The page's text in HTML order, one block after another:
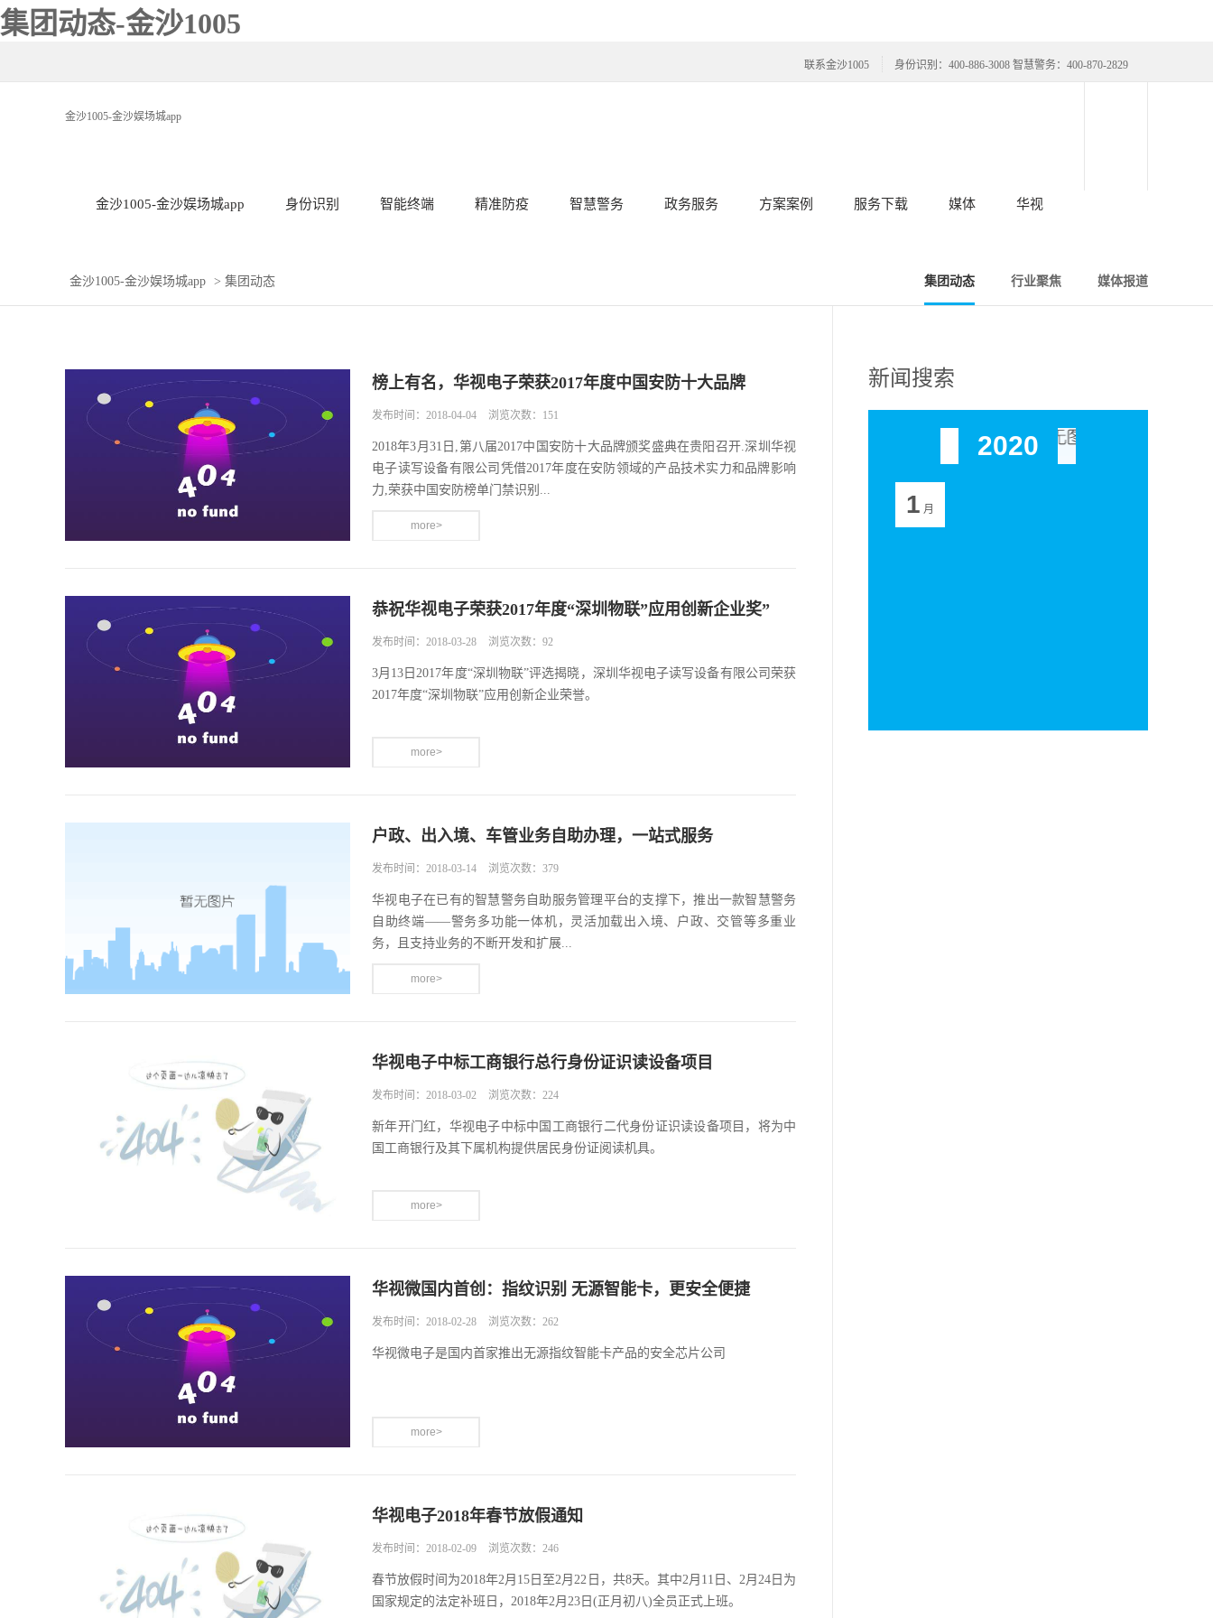
集团动态-金沙1005
联系金沙1005 身份识别：400-886-3008 智慧警务：400-870-2829
金沙1005-金沙娱场城app
金沙1005-金沙娱场城app 身份识别 智能终端 精准防疫 智慧警务 政务服务 方案案例 服务下载 媒体 华视
金沙1005-金沙娱场城app > 集团动态 集团动态 行业聚焦 媒体报道
榜上有名，华视电子荣获2017年度中国安防十大品牌
发布时间：2018-04-04 浏览次数：151
2018年3月31日,第八届2017中国安防十大品牌颁奖盛典在贵阳召开.深圳华视
电子读写设备有限公司凭借2017年度在安防领域的产品技术实力和品牌影响
力,荣获中国安防榜单门禁识别...
more>
恭祝华视电子荣获2017年度“深圳物联”应用创新企业奖”
发布时间：2018-03-28 浏览次数：92
3月13日2017年度“深圳物联”评选揭晓，深圳华视电子读写设备有限公司荣获
2017年度“深圳物联”应用创新企业荣誉。
more>
户政、出入境、车管业务自助办理，一站式服务
发布时间：2018-03-14 浏览次数：379
华视电子在已有的智慧警务自助服务管理平台的支撑下，推出一款智慧警务
自助终端——警务多功能一体机，灵活加载出入境、户政、交管等多重业
务，且支持业务的不断开发和扩展...
more>
华视电子中标工商银行总行身份证识读设备项目
发布时间：2018-03-02 浏览次数：224
新年开门红，华视电子中标中国工商银行二代身份证识读设备项目，将为中
国工商银行及其下属机构提供居民身份证阅读机具。
more>
华视微国内首创：指纹识别 无源智能卡，更安全便捷
发布时间：2018-02-28 浏览次数：262
华视微电子是国内首家推出无源指纹智能卡产品的安全芯片公司
more>
华视电子2018年春节放假通知
发布时间：2018-02-09 浏览次数：246
春节放假时间为2018年2月15日至2月22日，共8天。其中2月11日、2月24日为
国家规定的法定补班日，2018年2月23日(正月初八)全员正式上班。
新闻搜索
2020
1 月